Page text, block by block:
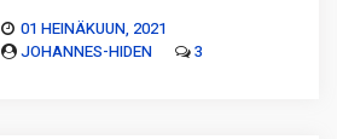
01 HEINÄKUUN, 2021
JOHANNES-HIDEN
3